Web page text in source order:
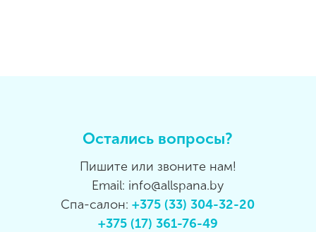
Остались вопросы?
Пишите или звоните нам!
Email: info@allspana.by
Спа-салон:+375 (33) 304-32-20
+375 (17) 361-76-49